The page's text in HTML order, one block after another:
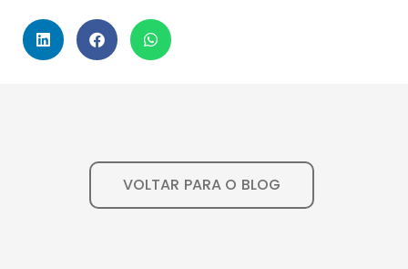
VOLTAR PARA O BLOG